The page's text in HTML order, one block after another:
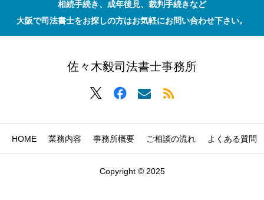
相続手続き、成年後見、裁判手続きなど
大阪で司法書士をお探しの方はお気軽にお問い合わせ下さい。
佐々木毅司法書士事務所
HOME 業務内容 事務所概要 ご相談の流れ よくある質問
Copyright © 2025